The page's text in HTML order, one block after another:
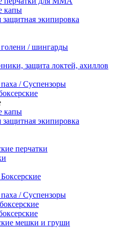
капы
защитная экипировка
/ шингарды
защита локтей, ахиллов
/ Суспензоры
капы
защитная экипировка
перчатки
/ Суспензоры
мешки и груши